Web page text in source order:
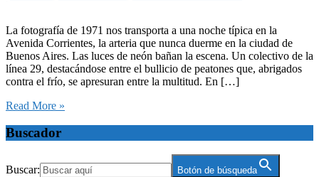
La fotografía de 1971 nos transporta a una noche típica en la
Avenida Corrientes, la arteria que nunca duerme en la ciudad de
Buenos Aires. Las luces de neón bañan la escena. Un colectivo de la
línea 29, destacándose entre el bullicio de peatones que, abrigados
contra el frío, se apresuran entre la multitud. En […]
Read More »
Buscador
Buscar: Botón de búsqueda